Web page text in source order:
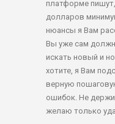
платформе
долларов
нюансы я Вам
Вы уже сам
искать новый и
хотите, я Вам
верную
ошибок. Не
желаю только